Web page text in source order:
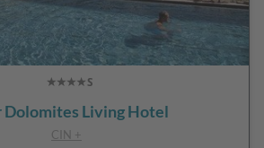
Living Hotel
CIN +